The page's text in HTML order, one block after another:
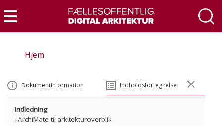
til
hovedindhold
Menu
Hjem
Dokumentinformation Indholdsfortegnelse
Indledning
ArchiMate til arkitekturoverblik